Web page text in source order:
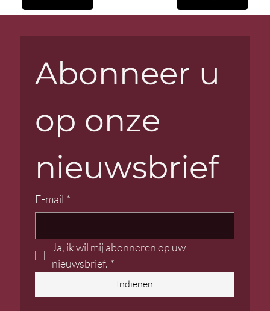
Abonneer u
op onze
nieuwsbrief
E-mail *
Ja, ik wil mij abonneren op uw
nieuwsbrief. *
Indienen